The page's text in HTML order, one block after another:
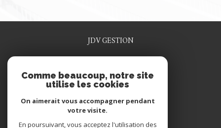
JDV GESTION
jdv.gestion@wanadoo.fr
1 rue rené grosdidier
Comme beaucoup, notre site
utilise les cookies
On aimerait vous accompagner pendant
votre visite.
En poursuivant, vous acceptez l'utilisation des